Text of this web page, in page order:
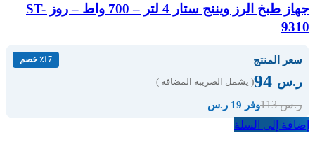
جهاز طبخ الرز ويننج ستار 4 لتر – 700 واط – روز ST-
9310
سعر المنتج ٪17 خصم
ر.س ( يشمل الضريبة المضافة )
ر.س113 وفر 19 ر.س
إضافة إلى السلة